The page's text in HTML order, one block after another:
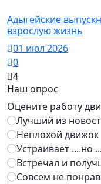
Адыгейские
взрослую жизнь
01 июл 2026
0
4
Наш опрос
Оцените работу
Лучший из
Неплохой движок
Устраивает ... но ...
Встречал и
Совсем не